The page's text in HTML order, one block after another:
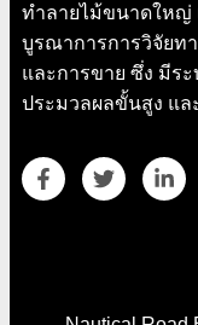
ทำลายไม้ขนาดใหญ่
บูรณาการการวิจัยท
และการขาย ซึ่ง มีร
ประมวลผลขั้นสูง แ